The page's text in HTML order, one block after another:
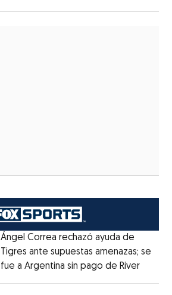
Ángel Correa rechazó ayuda de
Tigres ante supuestas amenazas; se
fue a Argentina sin pago de RiverOpens